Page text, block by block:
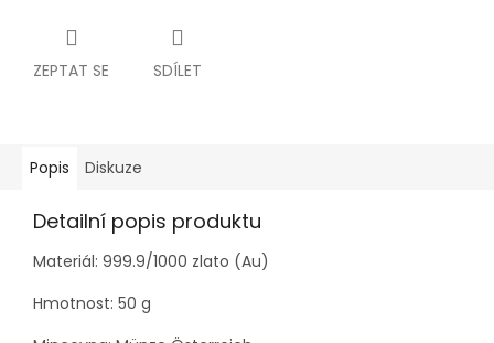
ZEPTAT SE SDÍLET
Popis Diskuze
Detailní popis produktu
Materiál: 999.9/1000 zlato (Au)
Hmotnost: 50 g